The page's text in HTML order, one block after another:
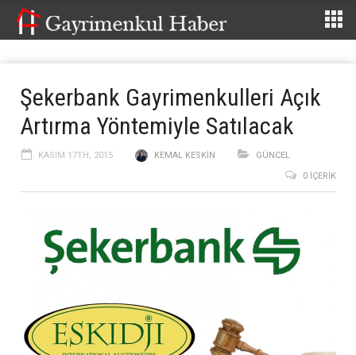
Şekerbank Gayrimenkulleri Açık
Artırma Yöntemiyle Satılacak
KASIM 17TH, 2015 KEMAL KESKIN
GÜNCEL
0 İÇERIK